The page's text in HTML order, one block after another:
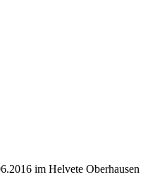
im Helvete Oberhausen